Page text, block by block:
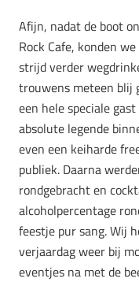
Afijn, nadat de boot
Rock Cafe, konden
strijd verder
trouwens meteen blij
een hele speciale
absolute legende
even een keiharde
publiek. Daarna
rondgebracht en
alcoholpercentage
feestje pur sang. Wij
verjaardag weer bij
eventjes na met de